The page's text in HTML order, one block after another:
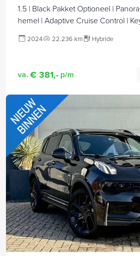
1.5 | Black Pakket Optioneel |
hemel | Adaptive Cruise Control |
Apple Carplay |
2024 22.236 km Hybride
va. € 381,- p/m